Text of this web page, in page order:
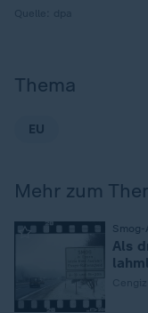
Thema
EU
Mehr zum
:
Als